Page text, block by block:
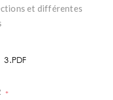
et différentes
3.PDF
*